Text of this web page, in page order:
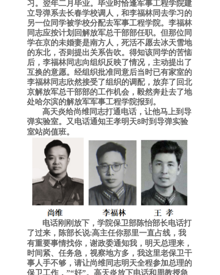
习。翌年二月毕业。毕业时恰逢军事工程学院建
立导弹系去长春学校调人，和李福林同去学习的
另一位同学被学校分配去军事工程学院。李福林
同志应按计划回解放军总干部部任职。但那位同
学在京的未婚妻是南方人，死活不愿去冰天雪地
的东北，否则提出关系告吹。得知该同学的苦恼
后，李福林同志向组织反映了情况，主动提出了
互换的意愿。经组织批准同意后当时已有家室的
李福林同志欣然接受了组织的调配，放弃了回北
京解放军总干部部的工作机会，毅然奔赴去了地
处哈尔滨的解放军军事工程学院报到。
高天炎给尚维同志打通电话，让他马上到导
弹实验室。又电话通知王孝明天8时到导弹实验
室站岗值班。
电话刚刚放下，学院保卫部陈怡部长电话打
了过来，陈部长说:高主任你那里一直占线，我
有重要事情找你，谢政委通知我，明天总理来，
时间紧、任务急，视察地方多，我这里老保卫干
事人手不够，请让尚维同志明天全程参加总理的
保卫工作，”“好”。高天炎放下电话和周教授急